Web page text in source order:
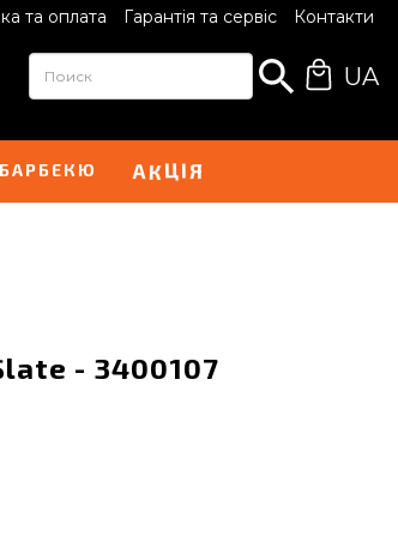
та оплата Гарантія та сервіс Контакти
UA
АКЦІЯ
- 3400107